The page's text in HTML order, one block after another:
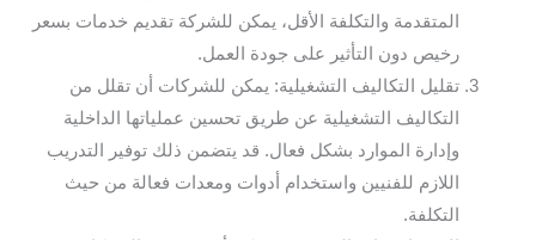
المتقدمة والتكلفة الأقل، يمكن للشركة تقديم خدمات بسعر
رخيص دون التأثير على جودة العمل.
تقليل التكاليف التشغيلية: يمكن للشركات أن تقلل من
التكاليف التشغيلية عن طريق تحسين عملياتها الداخلية
وإدارة الموارد بشكل فعال. قد يتضمن ذلك توفير التدريب
اللازم للفنيين واستخدام أدوات ومعدات فعالة من حيث
التكلفة.